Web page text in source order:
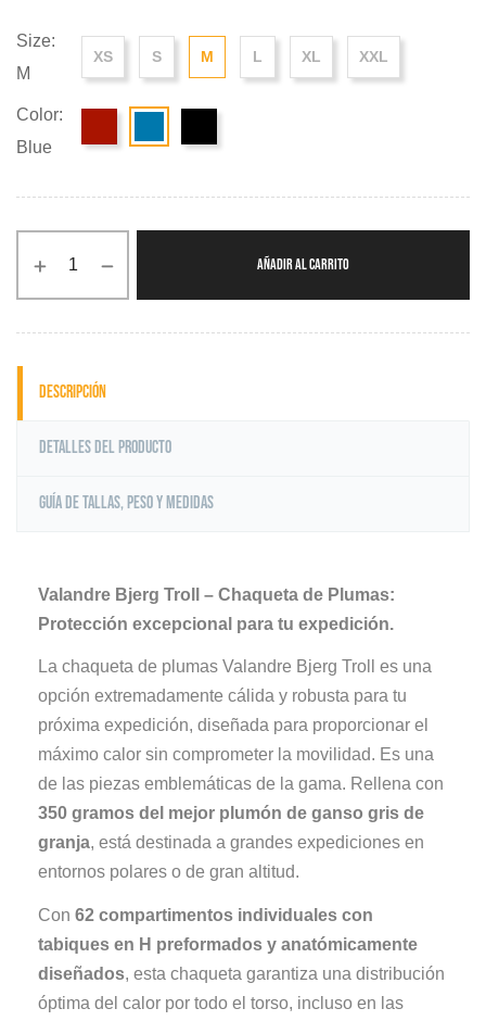
Size:
M
XS S M L XL XXL
Color:
Blue
AÑADIR AL CARRITO
Descripción
Detalles del producto
Guía de tallas, peso y medidas
Valandre Bjerg Troll – Chaqueta de Plumas:
Protección excepcional para tu expedición.
La chaqueta de plumas Valandre Bjerg Troll es una
opción extremadamente cálida y robusta para tu
próxima expedición, diseñada para proporcionar el
máximo calor sin comprometer la movilidad. Es una
de las piezas emblemáticas de la gama. Rellena con
350 gramos del mejor plumón de ganso gris de
granja, está destinada a grandes expediciones en
entornos polares o de gran altitud.
Con 62 compartimentos individuales con
tabiques en H preformados y anatómicamente
diseñados, esta chaqueta garantiza una distribución
óptima del calor por todo el torso, incluso en las